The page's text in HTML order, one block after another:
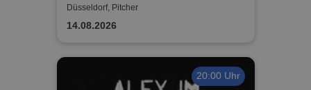
Tribute
Düsseldorf, Pitcher
14.08.2026
20:00 Uhr